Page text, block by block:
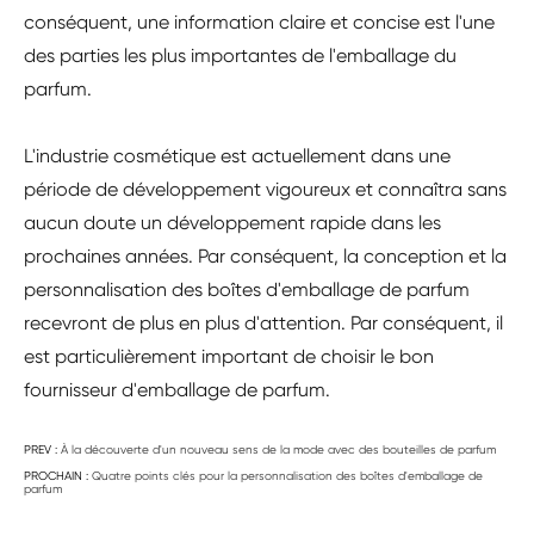
conséquent, une information claire et concise est l'une
des parties les plus importantes de l'emballage du
parfum.
L'industrie cosmétique est actuellement dans une
période de développement vigoureux et connaîtra sans
aucun doute un développement rapide dans les
prochaines années. Par conséquent, la conception et la
personnalisation des boîtes d'emballage de parfum
recevront de plus en plus d'attention. Par conséquent, il
est particulièrement important de choisir le bon
fournisseur d'emballage de parfum.
PREV : À la découverte d'un nouveau sens de la mode avec des bouteilles de parfum
PROCHAIN : Quatre points clés pour la personnalisation des boîtes d'emballage de
parfum